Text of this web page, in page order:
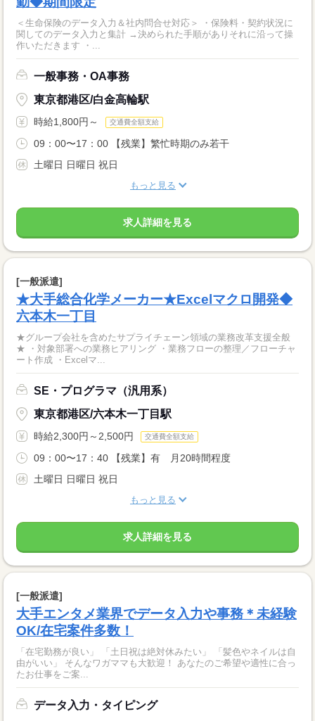
＜生命保険のデータ入力＆社内問合せ対応＞ ・保険料・契約状況に
関してのデータ入力と集計 →決められた手順がありそれに沿って操
作いただきます ・...
一般事務・OA事務
東京都港区/白金高輪駅
時給1,800円～ 交通費全額支給
09：00〜17：00 【残業】繁忙時期のみ若干
土曜日 日曜日 祝日
もっと見る
求人詳細を見る
[一般派遣]
★大手総合化学メーカー★Excelマクロ開発◆
六本木一丁目
★グループ会社を含めたサプライチェーン領域の業務改革支援全般
★ ・対象部署への業務ヒアリング ・業務フローの整理／フローチャ
ート作成 ・Excelマ...
SE・プログラマ（汎用系）
東京都港区/六本木一丁目駅
時給2,300円～2,500円 交通費全額支給
09：00〜17：40 【残業】有 月20時間程度
土曜日 日曜日 祝日
もっと見る
求人詳細を見る
[一般派遣]
大手エンタメ業界でデータ入力や事務＊未経験
OK/在宅案件多数！
「在宅勤務が良い」 「土日祝は絶対休みたい」 「髪色やネイルは自
由がいい」 そんなワガママも大歓迎！ あなたのご希望や適性に合っ
たお仕事をご案...
データ入力・タイピング